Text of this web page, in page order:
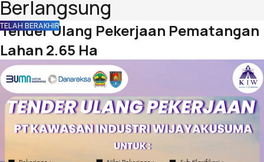
Berlangsung
TELAH BERAKHIR
Tender Ulang Pekerjaan Pematangan
Lahan 2.65 Ha